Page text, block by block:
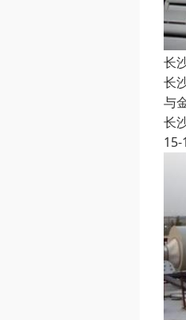
长
长
与
长
15-